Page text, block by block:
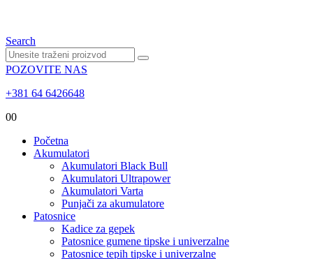
Search
POZOVITE NAS
+381 64 6426648
00
Početna
Akumulatori
Akumulatori Black Bull
Akumulatori Ultrapower
Akumulatori Varta
Punjači za akumulatore
Patosnice
Kadice za gepek
Patosnice gumene tipske i univerzalne
Patosnice tepih tipske i univerzalne